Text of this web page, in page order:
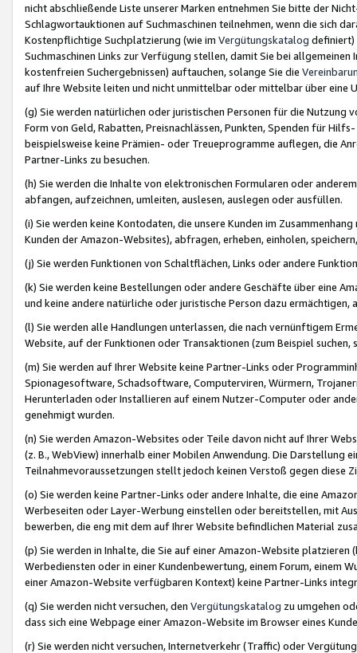
nicht abschließende Liste unserer Marken entnehmen Sie bitte der
Schlagwortauktionen auf Suchmaschinen teilnehmen, wenn die sich
Kostenpflichtige Suchplatzierung (wie im Vergütungskatalog definiert)
Suchmaschinen Links zur Verfügung stellen, damit Sie bei
kostenfreien Suchergebnissen) auftauchen, solange Sie die
auf Ihre Website leiten und nicht unmittelbar oder mittelbar über eine
(g) Sie werden natürlichen oder juristischen Personen für die Nutzung
Form von Geld, Rabatten, Preisnachlässen, Punkten, Spenden für
beispielsweise keine Prämien- oder Treueprogramme auflegen, die
Partner-Links zu besuchen.
(h) Sie werden die Inhalte von elektronischen Formularen oder
abfangen, aufzeichnen, umleiten, auslesen, auslegen oder ausfüllen.
(i) Sie werden keine Kontodaten, die unsere Kunden im
Kunden der Amazon-Websites), abfragen, erheben, einholen,
(j) Sie werden Funktionen von Schaltflächen, Links oder andere
(k) Sie werden keine Bestellungen oder andere Geschäfte über eine
und keine andere natürliche oder juristische Person dazu
(l) Sie werden alle Handlungen unterlassen, die nach vernünftigem
Website, auf der Funktionen oder Transaktionen (zum Beispiel
(m) Sie werden auf Ihrer Website keine Partner-Links oder
Spionagesoftware, Schadsoftware, Computerviren, Würmern,
Herunterladen oder Installieren auf einem Nutzer-Computer oder
genehmigt wurden.
(n) Sie werden Amazon-Websites oder Teile davon nicht auf Ihrer
(z. B., WebView) innerhalb einer Mobilen Anwendung. Die Darstellung
Teilnahmevoraussetzungen stellt jedoch keinen Verstoß gegen diese
(o) Sie werden keine Partner-Links oder andere Inhalte, die eine
Werbeseiten oder Layer-Werbung einstellen oder bereitstellen, mit
bewerben, die eng mit dem auf Ihrer Website befindlichen Material
(p) Sie werden in Inhalte, die Sie auf einer Amazon-Website
Werbediensten oder in einer Kundenbewertung, einem Forum, einem
einer Amazon-Website verfügbaren Kontext) keine Partner-Links
(q) Sie werden nicht versuchen, den Vergütungskatalog zu umgehen
dass sich eine Webpage einer Amazon-Website im Browser eines
(r) Sie werden nicht versuchen, Internetverkehr (Traffic) oder